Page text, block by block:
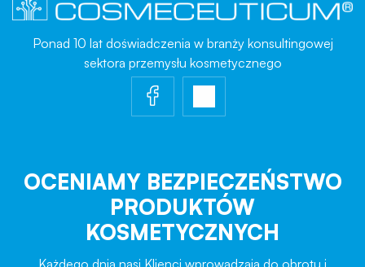
Ponad 10 lat doświadczenia w branży konsultingowej
sektora przemysłu kosmetycznego
OCENIAMY BEZPIECZEŃSTWO
PRODUKTÓW
KOSMETYCZNYCH
Każdego dnia nasi Klienci wprowadzają do obrotu i